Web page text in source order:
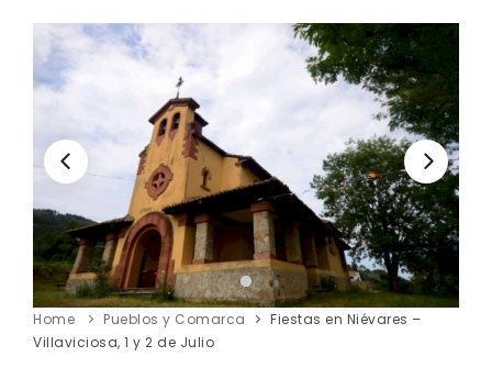
Home Pueblos y Comarca
Fiestas en Niévares –
Villaviciosa, 1 y 2 de Julio